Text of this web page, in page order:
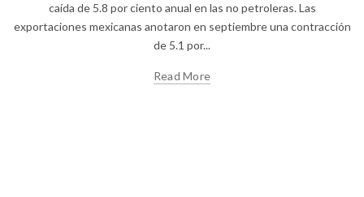
caída de 5.8 por ciento anual en las no petroleras. Las
exportaciones mexicanas anotaron en septiembre una contracción
de 5.1 por...
Read More